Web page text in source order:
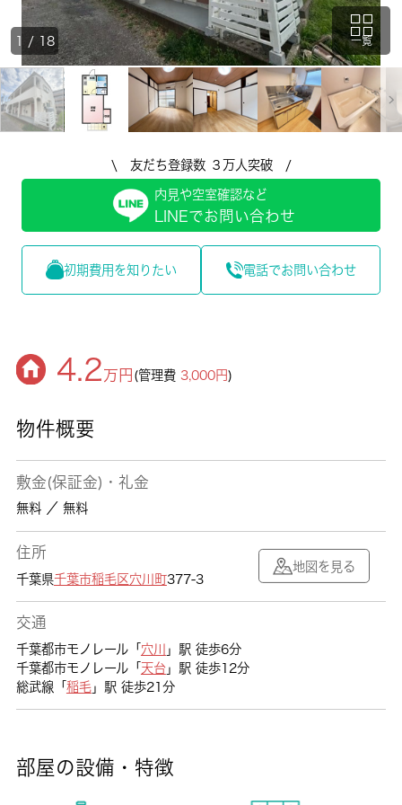
一覧
1 / 18
\ 友だち登録数 ３万人突破 /
内見や空室確認など
LINEでお問い合わせ
初期費用を知りたい 電話でお問い合わせ
4.2万円 (管理費3,000円)
物件概要
敷金(保証金)・礼金
無料 ／ 無料
住所
千葉県千葉市稲毛区穴川町377-3
地図を見る
交通
千葉都市モノレール「 穴川 」駅 徒歩6分
千葉都市モノレール「 天台」駅 徒歩12分
総武線「 稲毛」駅 徒歩21分
部屋の設備・特徴